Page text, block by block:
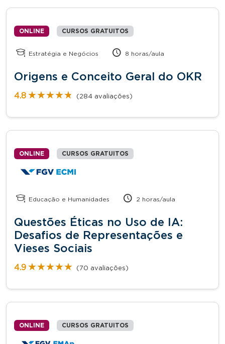
ONLINE CURSOS GRATUITOS
Estratégia e Negócios 8 horas/aula
Origens e Conceito Geral do OKR
4.8 ★★★★★
★★★★★ (284 avaliações)
ONLINE CURSOS GRATUITOS
Educação e Humanidades 2 horas/aula
Questões Éticas no Uso de IA:
Desafios de Representações e
Vieses Sociais
4.9 ★★★★★
★★★★★ (70 avaliações)
ONLINE CURSOS GRATUITOS